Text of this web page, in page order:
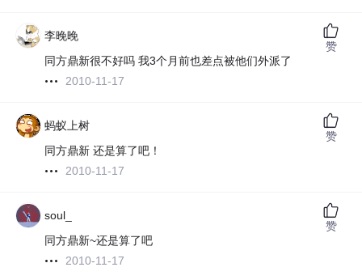
李晚晚
同方鼎新很不好吗 我3个月前也差点被他们外派了
2010-11-17
赞
蚂蚁上树
同方鼎新 还是算了吧！
2010-11-17
赞
soul_
同方鼎新~还是算了吧
2010-11-17
赞